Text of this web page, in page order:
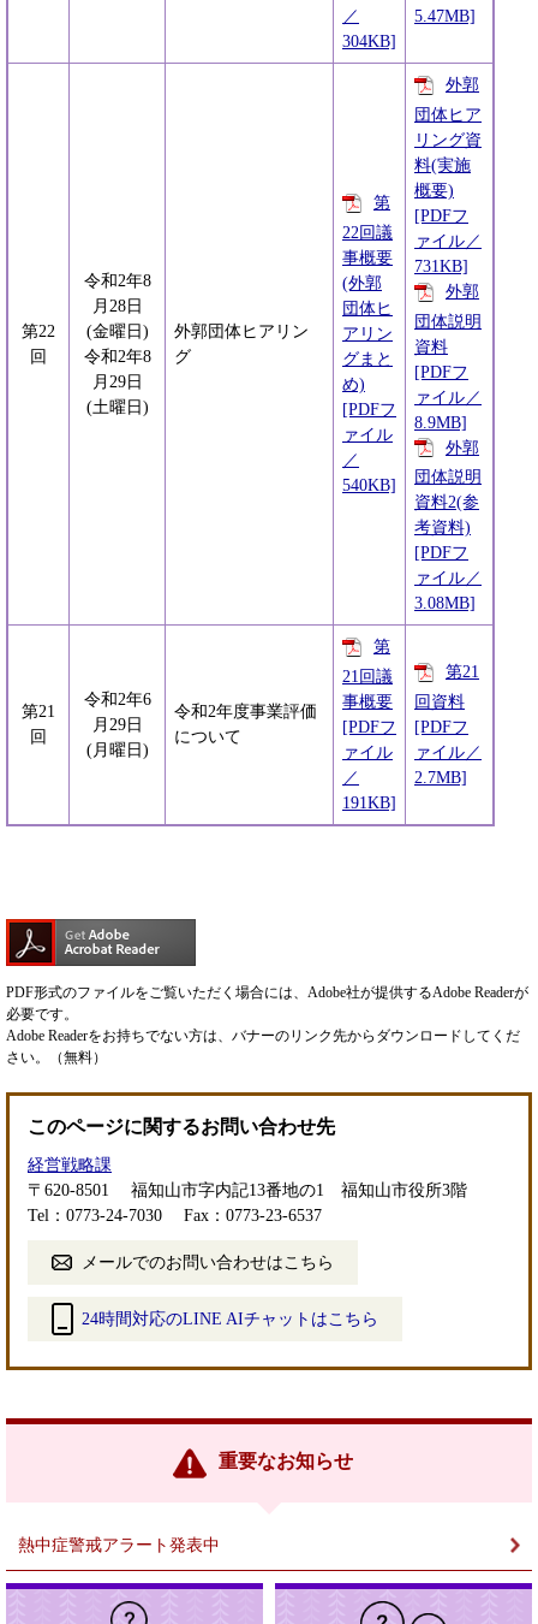
／
304KB]
5.47MB]
第22
回
令和2年8
月28日
(金曜日)
令和2年8
月29日
(土曜日)
外郭団体ヒアリン
グ
第
22回議
事概要
(外郭
団体ヒ
アリン
グまと
め)
[PDFフ
ァイル
／
540KB]
外郭
団体ヒア
リング資
料(実施
概要)
[PDFフ
ァイル／
731KB]
外郭
団体説明
資料
[PDFフ
ァイル／
8.9MB]
外郭
団体説明
資料2(参
考資料)
[PDFフ
ァイル／
3.08MB]
第21
回
令和2年6
月29日
(月曜日)
令和2年度事業評価
について
第
21回議
事概要
[PDFフ
ァイル
／
191KB]
第21
回資料
[PDFフ
ァイル／
2.7MB]
PDF形式のファイルをご覧いただく場合には、Adobe社が提供するAdobe Readerが
必要です。
Adobe Readerをお持ちでない方は、バナーのリンク先からダウンロードしてくだ
さい。（無料）
このページに関するお問い合わせ先
経営戦略課
〒620-8501
福知山市字内記13番地の1 福知山市役所3階
Tel：0773-24-7030
Fax：0773-23-6537
メールでのお問い合わせはこちら
24時間対応のLINE AIチャットはこちら
リ
重要なお知らせ
熱中症警戒アラート発表中